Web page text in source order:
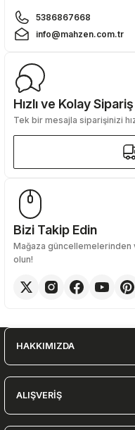
5386867668
info@mahzen.com.tr
Hızlı ve Kolay Sipariş
Tek bir mesajla siparişinizi
Bizi Takip Edin
Mağaza
olun!
HAKKIMIZDA
ALIŞVERİŞ